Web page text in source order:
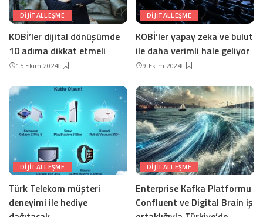
DIJITALLEŞME
KOBİ’ler dijital dönüşümde
10 adıma dikkat etmeli
15 Ekim 2024
DIJITALLEŞME
KOBİ’ler yapay zeka ve bulut
ile daha verimli hale geliyor
9 Ekim 2024
DIJITALLEŞME
Türk Telekom müşteri
deneyimi ile hediye
DIJITALLEŞME
Enterprise Kafka Platformu
Confluent ve Digital Brain iş